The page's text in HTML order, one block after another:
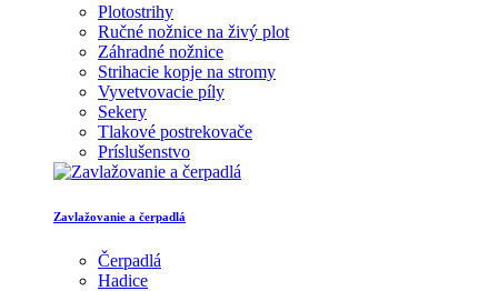
Plotostrihy
Ručné nožnice na živý plot
Záhradné nožnice
Strihacie kopje na stromy
Vyvetvovacie píly
Sekery
Tlakové postrekovače
Príslušenstvo
Zavlažovanie a čerpadlá
Čerpadlá
Hadice